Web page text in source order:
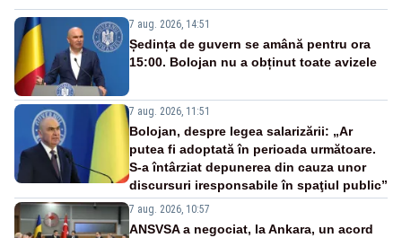
7 aug. 2026, 14:51
Ședința de guvern se amână pentru ora
15:00. Bolojan nu a obținut toate avizele
7 aug. 2026, 11:51
Bolojan, despre legea salarizării: „Ar
putea fi adoptată în perioada următoare.
S-a întârziat depunerea din cauza unor
discursuri iresponsabile în spaţiul public”
7 aug. 2026, 10:57
ANSVSA a negociat, la Ankara, un acord